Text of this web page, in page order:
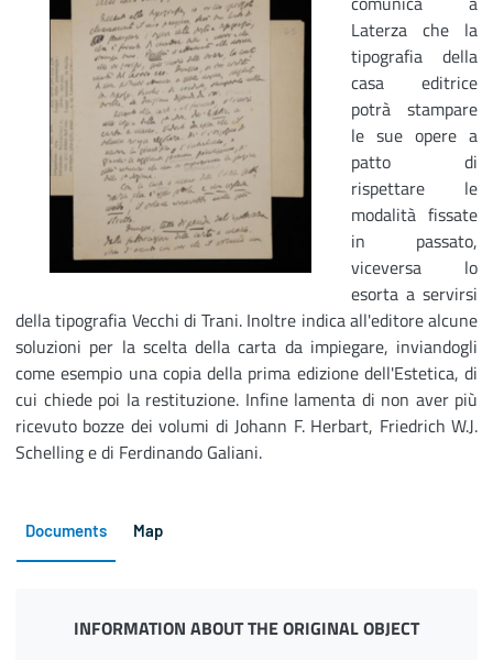
Laterza che la
tipografia della
casa editrice
potrà stampare
le sue opere a
patto di
rispettare le
modalità fissate
in passato,
viceversa lo
esorta a servirsi
della tipografia Vecchi di Trani. Inoltre indica all'editore alcune
soluzioni per la scelta della carta da impiegare, inviandogli
come esempio una copia della prima edizione dell'Estetica, di
cui chiede poi la restituzione. Infine lamenta di non aver più
ricevuto bozze dei volumi di Johann F. Herbart, Friedrich W.J.
Schelling e di Ferdinando Galiani.
Documents Map
INFORMATION ABOUT THE ORIGINAL OBJECT